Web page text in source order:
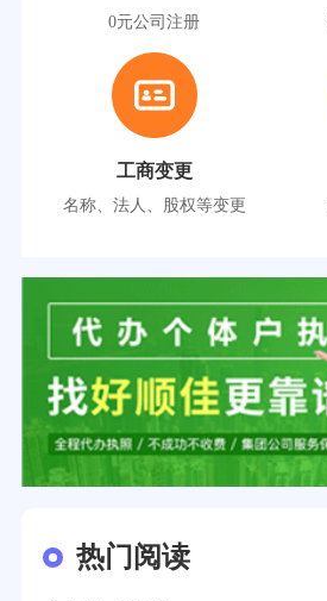
0元公司注册
工商变更
名称、法人、股权等变更
热门阅读